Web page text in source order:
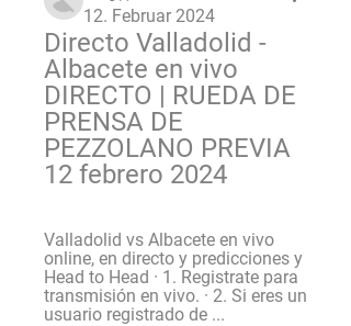
12. Februar 2024
Directo Valladolid -
Albacete en vivo
DIRECTO | RUEDA DE
PRENSA DE
PEZZOLANO PREVIA
12 febrero 2024
Valladolid vs Albacete en vivo
online, en directo y predicciones y
Head to Head · 1. Registrate para
transmisión en vivo. · 2. Si eres un
usuario registrado de ...